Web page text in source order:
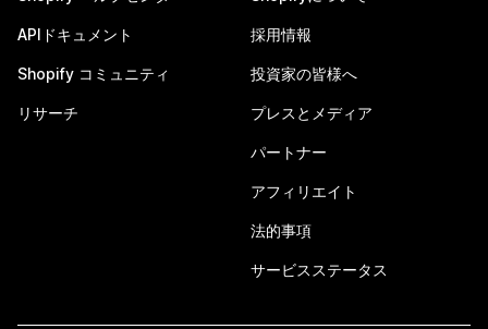
APIドキュメント
Shopify コミュニティ
リサーチ
採用情報
投資家の皆様へ
プレスとメディア
パートナー
アフィリエイト
法的事項
サービスステータス